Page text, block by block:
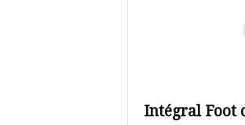
Intégral Foot